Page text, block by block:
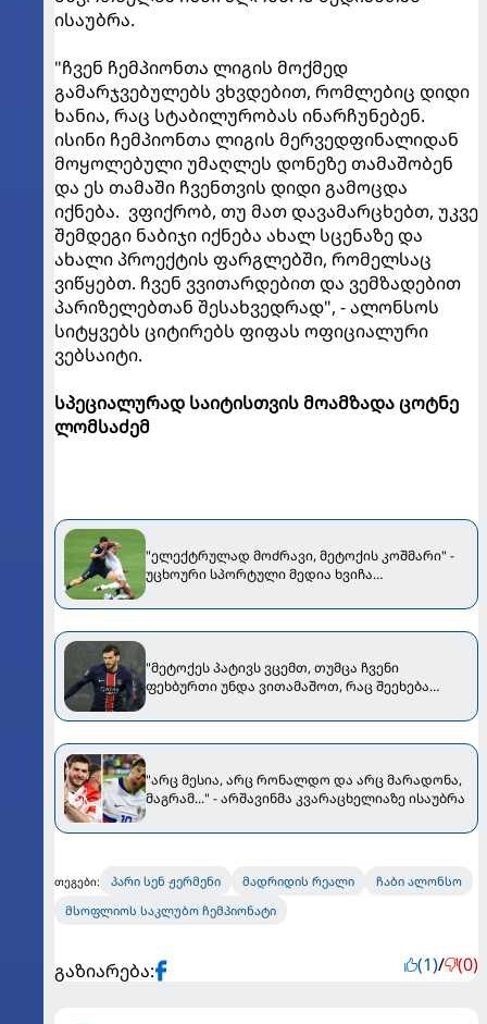
ისაუბრა.
"ჩვენ ჩემპიონთა ლიგის მოქმედ
გამარჯვებულებს ვხვდებით, რომლებიც დიდი
ხანია, რაც სტაბილურობას ინარჩუნებენ.
ისინი ჩემპიონთა ლიგის მერვედფინალიდან
მოყოლებული უმაღლეს დონეზე თამაშობენ
და ეს თამაში ჩვენთვის დიდი გამოცდა
იქნება. ვფიქრობ, თუ მათ დავამარცხებთ, უკვე
შემდეგი ნაბიჯი იქნება ახალ სცენაზე და
ახალი პროექტის ფარგლებში, რომელსაც
ვიწყებთ. ჩვენ ვვითარდებით და ვემზადებით
პარიზელებთან შესახვედრად", - ალონსოს
სიტყვებს ციტირებს ფიფას ოფიციალური
ვებსაიტი.
სპეციალურად საიტისთვის მოამზადა ცოტნე
ლომსაძემ
"ელექტრულად მოძრავი, მეტოქის კოშმარი" -
უცხოური სპორტული მედია ხვიჩა
"მეტოქეს პატივს ვცემთ, თუმცა ჩვენი
ფეხბურთი უნდა ვითამაშოთ, რაც შეეხება
წინ კომენტარი გააკეთა
"არც მესია, არც რონალდო და არც მარადონა,
მაგრამ..." - არშავინმა კვარაცხელიაზე ისაუბრა
თეგები: პარი სენ ჟერმენი მადრიდის რეალი
ჩაბი ალონსო
მსოფლიოს საკლუბო ჩემპიონატი
გაზიარება: (1)/ (0)